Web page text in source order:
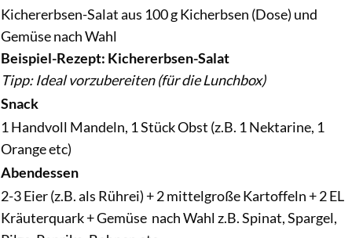
Kichererbsen-Salat aus 100 g Kicherbsen (Dose) und
Gemüse nach Wahl
Beispiel-Rezept: Kichererbsen-Salat
Tipp: Ideal vorzubereiten (für die Lunchbox)
Snack
1 Handvoll Mandeln, 1 Stück Obst (z.B. 1 Nektarine, 1
Orange etc)
Abendessen
2-3 Eier (z.B. als Rührei) + 2 mittelgroße Kartoffeln + 2 EL
Kräuterquark + Gemüse nach Wahl z.B. Spinat, Spargel,